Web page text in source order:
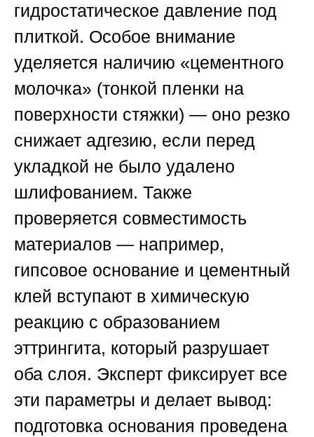
гидростатическое давление под
плиткой. Особое внимание
уделяется наличию «цементного
молочка» (тонкой пленки на
поверхности стяжки) — оно резко
снижает адгезию, если перед
укладкой не было удалено
шлифованием. Также
проверяется совместимость
материалов — например,
гипсовое основание и цементный
клей вступают в химическую
реакцию с образованием
эттрингита, который разрушает
оба слоя. Эксперт фиксирует все
эти параметры и делает вывод:
подготовка основания проведена